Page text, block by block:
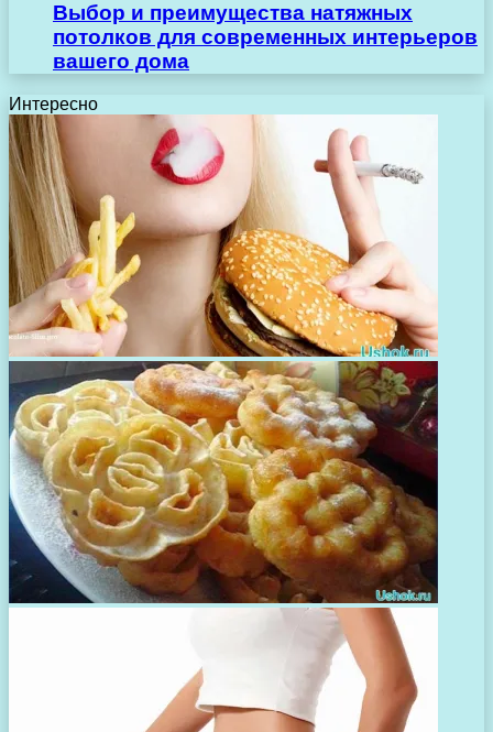
Выбор и преимущества натяжных
потолков для современных интерьеров
вашего дома
Интересно